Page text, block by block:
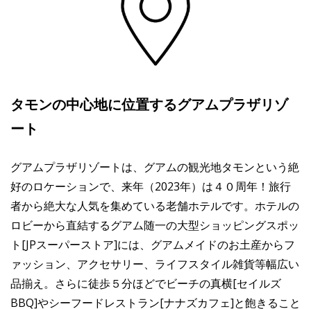
タモンの中心地に位置するグアムプラザリゾ
ート
グアムプラザリゾートは、グアムの観光地タモンという絶
好のロケーションで、来年（2023年）は４０周年！旅行
者から絶大な人気を集めている老舗ホテルです。ホテルの
ロビーから直結するグアム随一の大型ショッピングスポッ
ト[JPスーパーストア]には、グアムメイドのお土産からフ
ァッション、アクセサリー、ライフスタイル雑貨等幅広い
品揃え。さらに徒歩５分ほどでビーチの真横[セイルズ
BBQ]やシーフードレストラン[ナナズカフェ]と飽きること